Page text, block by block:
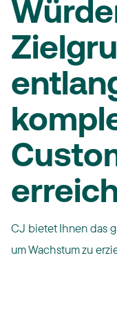
CJ bietet Ihnen das
um Wachstum zu